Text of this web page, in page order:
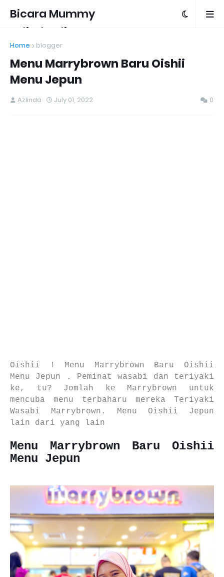
Bicara Mummy
Azlinda Alin
Home blogger
Menu Marrybrown Baru Oishii
Menu Jepun
Azlinda July 01, 2022 0
Oishii ! Menu Marrybrown Baru Oishii
Menu Jepun . Peminat wasabi dan teriyaki
ke, tu? Jomlah ke Marrybrown untuk
mencuba menu terbaharu mereka Teriyaki
Wasabi Marrybrown. Menu Oishii Jepun
lain dari yang lain
Menu Marrybrown Baru Oishii
Menu Jepun